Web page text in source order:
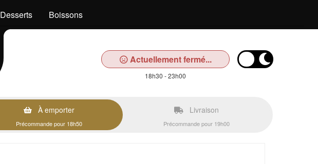
Desserts Boissons
Actuellement fermé...
18h30 - 23h00
À emporter
Précommande pour 18h50
Livraison
Précommande pour 19h00